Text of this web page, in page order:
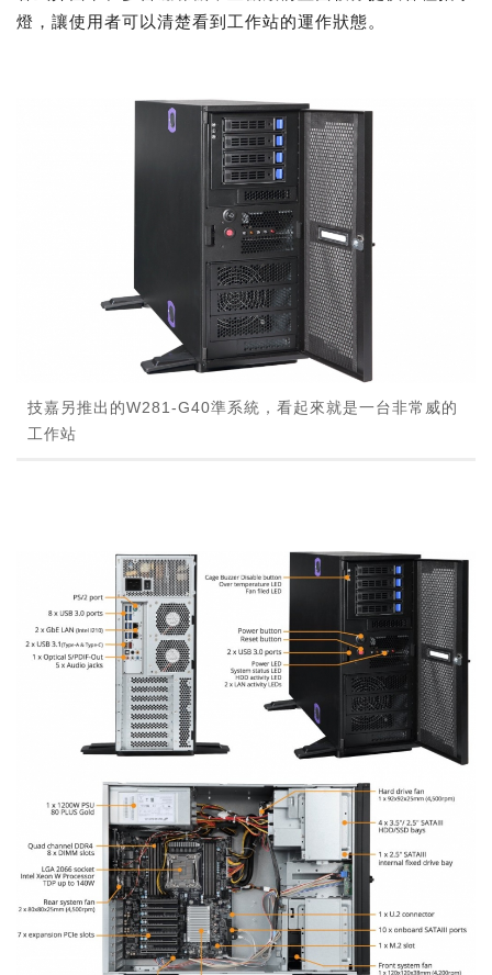
燈，讓使用者可以清楚看到工作站的運作狀態。
技嘉另推出的W281-G40準系統，看起來就是一台非常威的
工作站